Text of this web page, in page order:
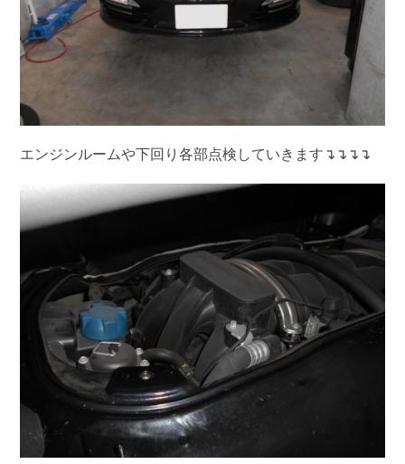
エンジンルームや下回り各部点検していきます↴↴↴↴